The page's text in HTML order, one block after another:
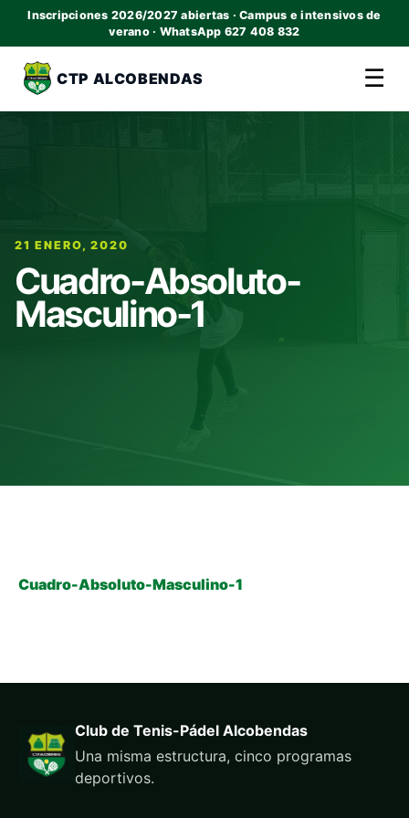
Inscripciones 2026/2027 abiertas · Campus e intensivos de
verano · WhatsApp 627 408 832
CTP ALCOBENDAS ☰
21 ENERO, 2020
Cuadro-Absoluto-
Masculino-1
Cuadro-Absoluto-Masculino-1
Club de Tenis-Pádel Alcobendas
Una misma estructura, cinco programas
deportivos.